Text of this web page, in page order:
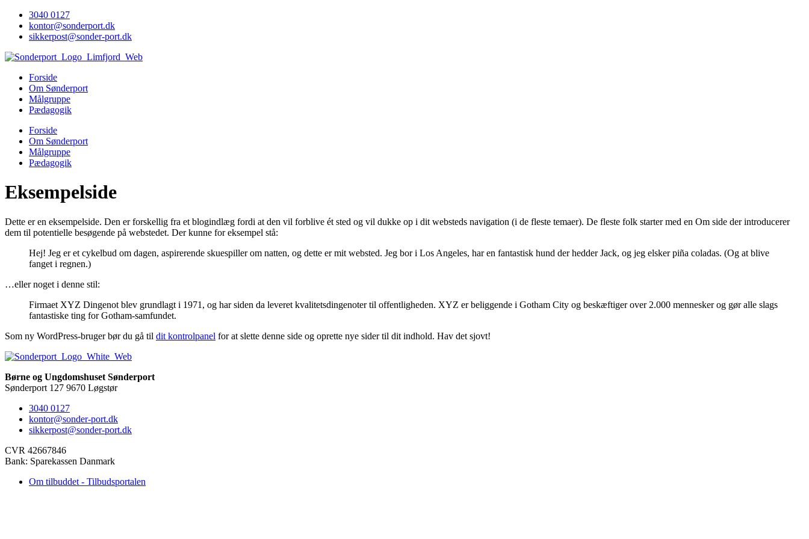
Videre
indhold
3040 0127
kontor@sonderport.dk
sikkerpost@sonder-port.dk
Forside
Om Sønderport
Målgruppe
Pædagogik
Forside
Om Sønderport
Målgruppe
Pædagogik
Eksempelside
Dette er en eksempelside. Den er forskellig fra et blogindlæg fordi at den vil forblive ét sted og vil dukke op i dit websteds navigation (i de fleste temaer). De fleste folk starter med en Om side der introducerer
dem til potentielle besøgende på webstedet. Der kunne for eksempel stå:
Hej! Jeg er et cykelbud om dagen, aspirerende skuespiller om natten, og dette er mit websted. Jeg bor i Los Angeles, har en fantastisk hund der hedder Jack, og jeg elsker piña coladas. (Og at blive
fanget i regnen.)
…eller noget i denne stil:
Firmaet XYZ Dingenot blev grundlagt i 1971, og har siden da leveret kvalitetsdingenoter til offentligheden. XYZ er beliggende i Gotham City og beskæftiger over 2.000 mennesker og gør alle slags
fantastiske ting for Gotham-samfundet.
Som ny WordPress-bruger bør du gå til dit kontrolpanel for at slette denne side og oprette nye sider til dit indhold. Hav det sjovt!
Børne og Ungdomshuset Sønderport
Sønderport 127 9670 Løgstør
3040 0127
kontor@sonder-port.dk
sikkerpost@sonder-port.dk
CVR 42667846
Bank: Sparekassen Danmark
Om tilbuddet - Tilbudsportalen